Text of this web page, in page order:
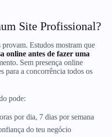
Site Profissional?
Estudos mostram que
online antes de fazer uma
Sem presença online
para a concorrência todos os
pode:
por dia, 7 dias por semana
do teu negócio